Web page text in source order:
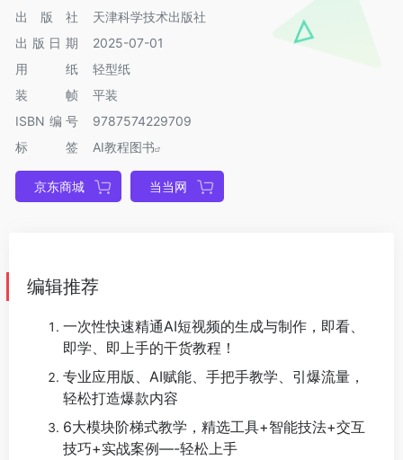
出版社
天津科学技术出版社
出版日期
2025-07-01
用纸
轻型纸
装帧
平装
ISBN编号
9787574229709
标签
AI教程图书
京东商城 当当网
编辑推荐
一次性快速精通AI短视频的生成与制作，即看、
即学、即上手的干货教程！
专业应用版、AI赋能、手把手教学、引爆流量，
轻松打造爆款内容
6大模块阶梯式教学，精选工具+智能技法+交互
技巧+实战案例—-轻松上手